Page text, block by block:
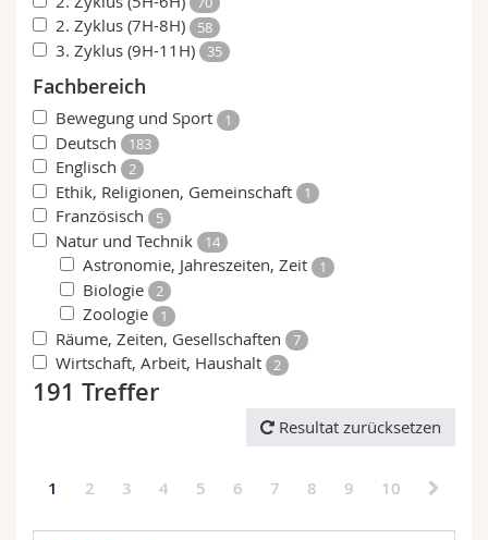
2. Zyklus (7H-8H) 58
3. Zyklus (9H-11H) 35
Fachbereich
Bewegung und Sport 1
Deutsch 183
Englisch 2
Ethik, Religionen, Gemeinschaft 1
Französisch 5
Natur und Technik 14
Astronomie, Jahreszeiten, Zeit 1
Biologie 2
Zoologie 1
Räume, Zeiten, Gesellschaften 7
Wirtschaft, Arbeit, Haushalt 2
191 Treffer
Resultat zurücksetzen
1 2 3 4 5 6 7 8 9 10